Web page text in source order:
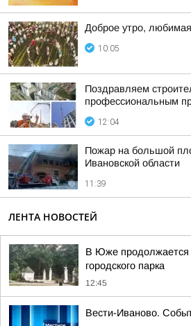
Доброе утро,
10:05
Поздравляем
профессиональным
12:04
Пожар на большой
Ивановской области
11:39
ЛЕНТА НОВОСТЕЙ
В Юже продолжается
городского парка
12:45
Вести-Иваново.